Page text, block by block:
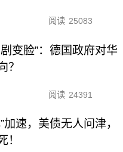
阅读 25083
变脸”：德国政府对华
？
阅读 24391
加速，美债无人问津，
！